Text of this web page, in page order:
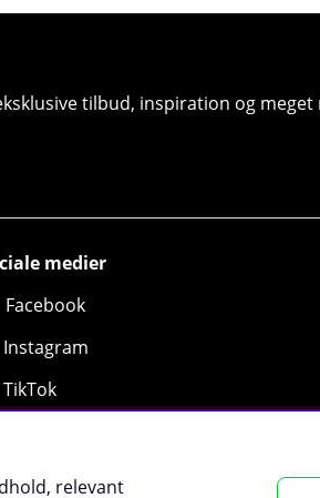
tilbud, inspiration og meget
medier
Facebook
Instagram
TikTok
relevant